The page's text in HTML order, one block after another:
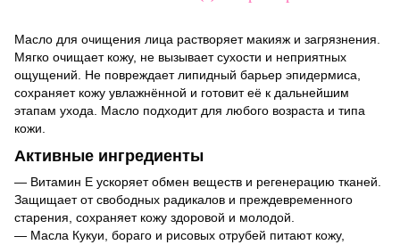
Масло для очищения лица растворяет макияж и загрязнения.
Мягко очищает кожу, не вызывает сухости и неприятных
ощущений. Не повреждает липидный барьер эпидермиса,
сохраняет кожу увлажнённой и готовит её к дальнейшим
этапам ухода. Масло подходит для любого возраста и типа
кожи.
Активные ингредиенты
— Витамин E ускоряет обмен веществ и регенерацию тканей.
Защищает от свободных радикалов и преждевременного
старения, сохраняет кожу здоровой и молодой.
— Масла Кукуи, бораго и рисовых отрубей питают кожу,